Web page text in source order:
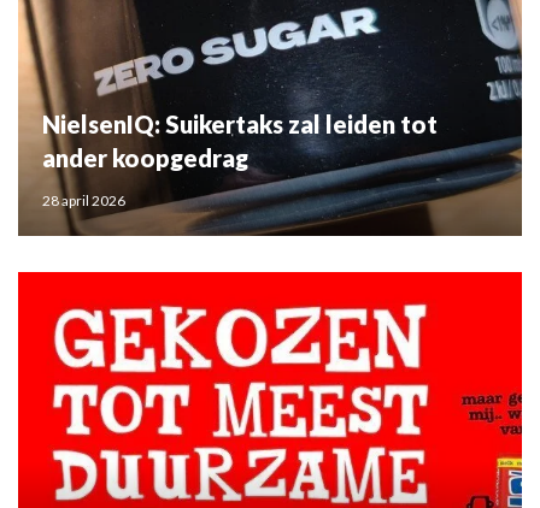
NielsenIQ: Suikertaks zal leiden tot
ander koopgedrag
28 april 2026